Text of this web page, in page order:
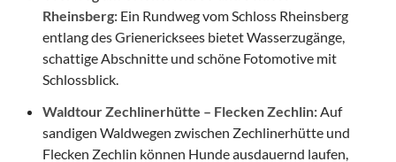
Rheinsberg: Ein Rundweg vom Schloss Rheinsberg
entlang des Grienericksees bietet Wasserzugänge,
schattige Abschnitte und schöne Fotomotive mit
Schlossblick.
Waldtour Zechlinerhütte – Flecken Zechlin:Auf
sandigen Waldwegen zwischen Zechlinerhütte und
Flecken Zechlin können Hunde ausdauernd laufen,